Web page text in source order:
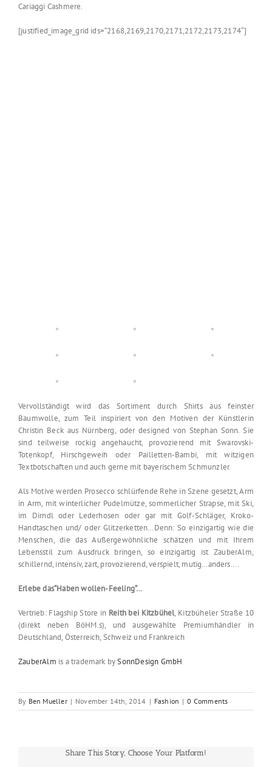
Cariaggi Cashmere.
[justified_image_grid ids=“2168,2169,2170,2171,2172,2173,2174″]
Vervollständigt wird das Sortiment durch Shirts aus feinster
Baumwolle, zum Teil inspiriert von den Motiven der Künstlerin
Christin Beck aus Nürnberg, oder designed von Stephan Sonn. Sie
sind teilweise rockig angehaucht, provozierend mit Swarovski-
Totenkopf, Hirschgeweih oder Pailletten-Bambi, mit witzigen
Textbotschaften und auch gerne mit bayerischem Schmunzler.
Als Motive werden Prosecco schlürfende Rehe in Szene gesetzt, Arm
in Arm, mit winterlicher Pudelmütze, sommerlicher Strapse, mit Ski,
im Dirndl oder Lederhosen oder gar mit Golf-Schläger, Kroko-
Handtaschen und/ oder Glitzerketten…Denn: So einzigartig wie die
Menschen, die das Außergewöhnliche schätzen und mit Ihrem
Lebensstil zum Ausdruck bringen, so einzigartig ist ZauberAlm,
schillernd, intensiv, zart, provozierend, verspielt, mutig…anders….
Erlebe das“Haben wollen-Feeling“…
Vertrieb: Flagship Store in Reith bei Kitzbühel, Kitzbüheler Straße 10
(direkt neben BöHM.s), und ausgewählte Premiumhändler in
Deutschland, Österreich, Schweiz und Frankreich
ZauberAlm is a trademark bySonnDesign GmbH
By Ben Mueller | November 14th, 2014 | Fashion | 0 Comments
Share This Story, Choose Your Platform!